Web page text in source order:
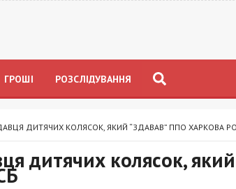
ГРОШІ РОЗСЛІДУВАННЯ
ДИТЯЧИХ КОЛЯСОК, ЯКИЙ “ЗДАВАВ” ППО ХАРКОВА
дитячих колясок,